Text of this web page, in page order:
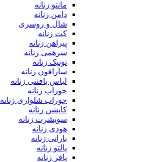
مانتو زنانه
دامن زنانه
شال و روسری
کت زنانه
پیراهن زنانه
سرهمی زنانه
تونیک زنانه
سارافون زنانه
لباس بافتنی زنانه
جوراب زنانه
جوراب شلواری زنانه
کاپشن زنانه
سویشرت زنانه
هودی زنانه
بارانی زنانه
پالتو زنانه
پافر زنانه